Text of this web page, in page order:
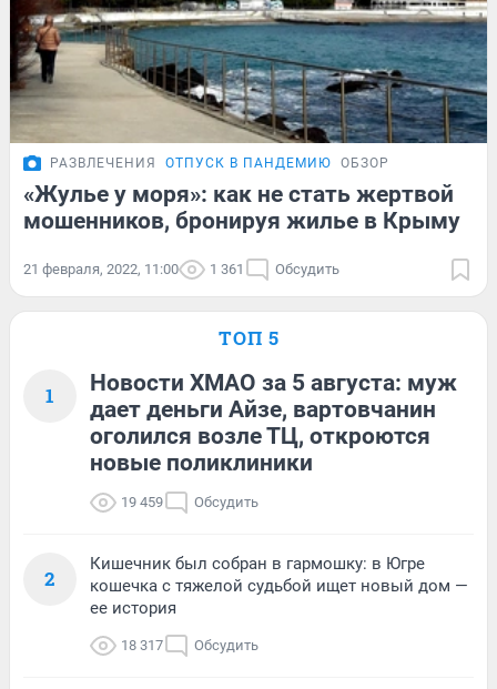
РАЗВЛЕЧЕНИЯ ОТПУСК В ПАНДЕМИЮ ОБЗОР
«Жулье у моря»: как не стать жертвой
мошенников, бронируя жилье в Крыму
21 февраля, 2022, 11:00 1 361 Обсудить
ТОП 5
1
Новости ХМАО за 5 августа: муж
дает деньги Айзе, вартовчанин
оголился возле ТЦ, откроются
новые поликлиники
19 459 Обсудить
2
Кишечник был собран в гармошку: в Югре
кошечка с тяжелой судьбой ищет новый дом —
ее история
18 317 Обсудить